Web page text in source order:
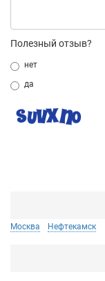
Полезный отзыв?
нет
да
Москва Нефтекамск